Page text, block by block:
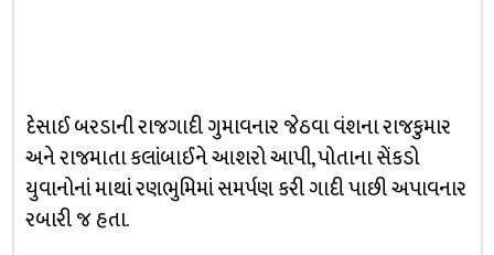
દેસાઈ બરડાની રાજગાદી ગુમાવનાર જેઠવા વંશના રાજકુમાર
અને રાજમાતા કલાંબાઈને આશરો આપી, પોતાના સેંકડો
યુવાનોનાં માથાં રણભુમિમાં સમર્પણ કરી ગાદી પાછી અપાવનાર
રબારી જ હતા.